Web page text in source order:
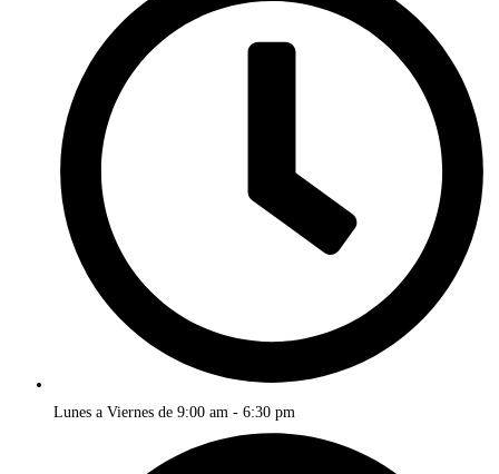
Lunes a Viernes de 9:00 am - 6:30 pm